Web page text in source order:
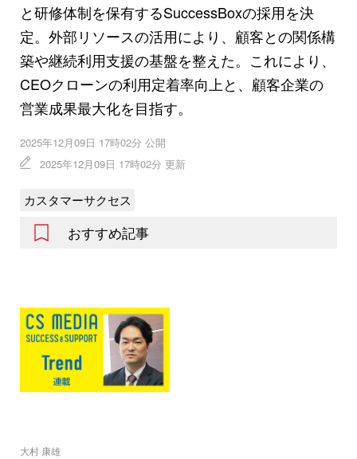
と研修体制を保有するSuccessBoxの採用を決
定。外部リソースの活用により、顧客との関係構
築や継続利用支援の基盤を整えた。これにより、
CEOクローンの利用定着率向上と、顧客企業の
営業成果最大化を目指す。
2025年12月09日 17時02分 公開
2025年12月09日 17時02分 更新
カスタマーサクセス
おすすめ記事
大村 康雄